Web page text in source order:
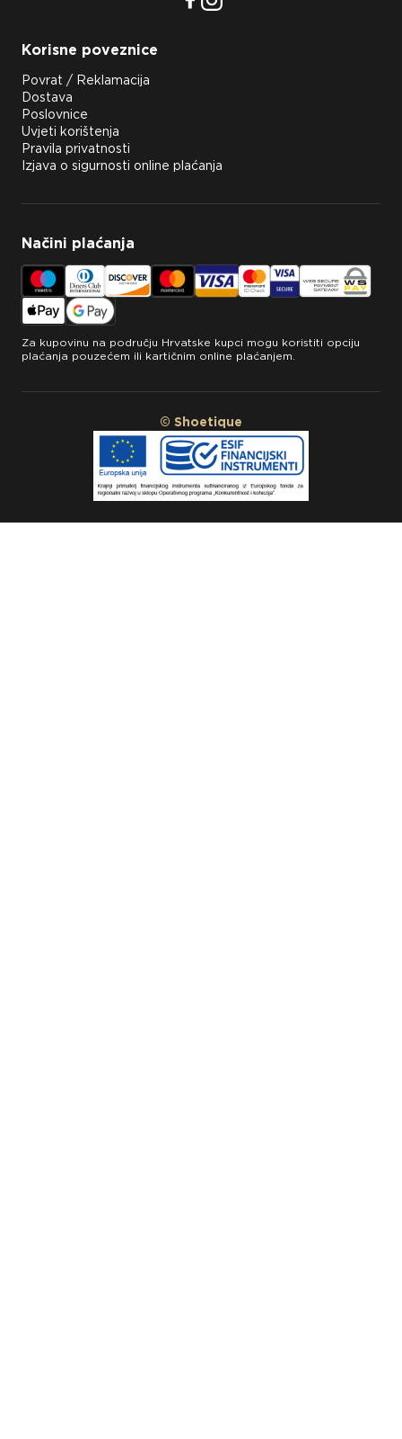
Korisne poveznice
Povrat / Reklamacija
Dostava
Poslovnice
Uvjeti korištenja
Pravila privatnosti
Izjava o sigurnosti online plaćanja
Načini plaćanja
Za kupovinu na području Hrvatske kupci mogu koristiti opciju
plaćanja pouzećem ili kartičnim online plaćanjem.
© Shoetique